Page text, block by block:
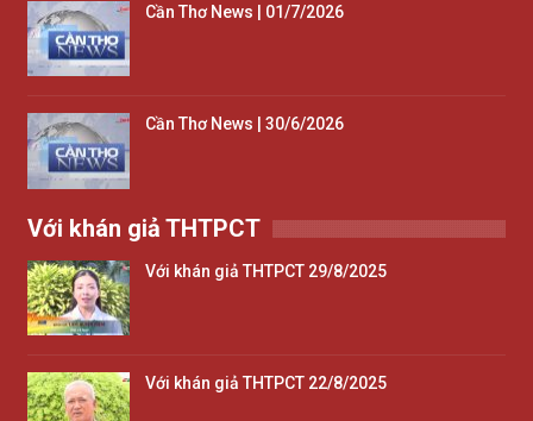
Cần Thơ News | 01/7/2026
Cần Thơ News | 30/6/2026
Với khán giả THTPCT
Với khán giả THTPCT 29/8/2025
Với khán giả THTPCT 22/8/2025